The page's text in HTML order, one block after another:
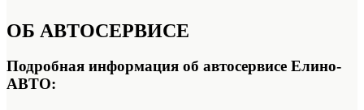
ОБ АВТОСЕРВИСЕ
Подробная информация об автосервисе Елино-
АВТО: